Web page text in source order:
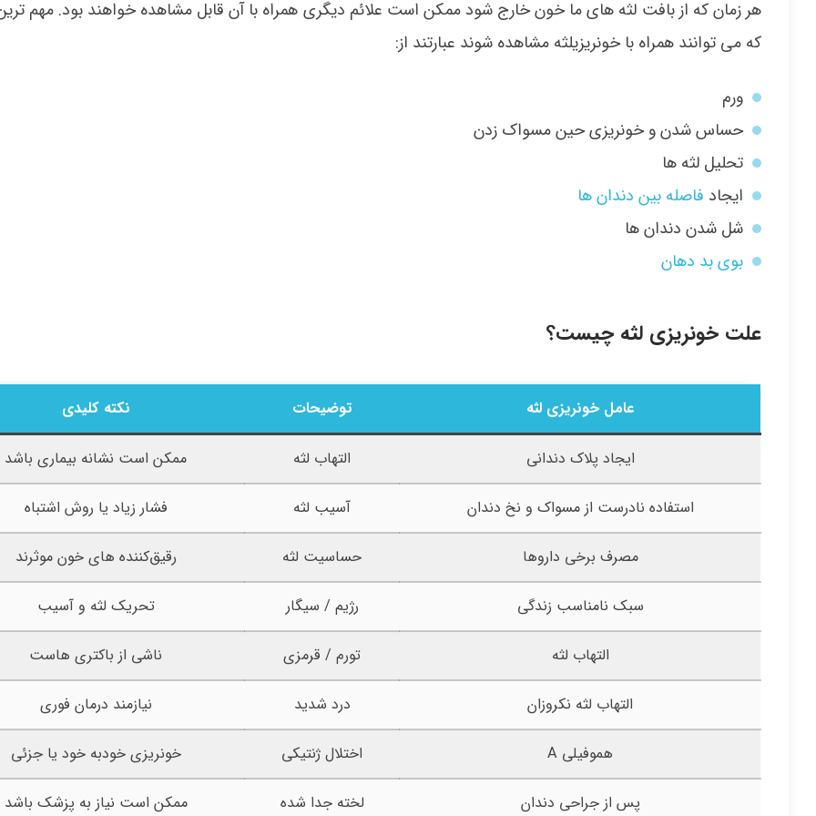
هر زمان که از بافت لثه های ما خون خارج شود ممکن است علائم دیگری همراه با آن قابل مشاهده خواهند بود. مهم
که می توانند همراه با خونریزیلثه مشاهده شوند عبارتند از:
ورم
حساس شدن و خونریزی حین مسواک زدن
تحلیل لثه ها
ایجاد فاصله بین دندان ها
شل شدن دندان ها
بوی بد دهان
علت خونریزی لثه چیست؟
عامل خونریزی لثه توضیحات نکته کلیدی
ایجاد پلاک دندانی التهاب لثه ممکن است نشانه بیماری باشد
استفاده نادرست از مسواک و نخ دندان آسیب لثه فشار زیاد یا روش اشتباه
مصرف برخی داروها حساسیت لثه رقیق‌کننده های خون موثرند
سبک نامناسب زندگی رژیم / سیگار تحریک لثه و آسیب
التهاب لثه تورم / قرمزی ناشی از باکتری هاست
التهاب لثه نکروزان درد شدید نیازمند درمان فوری
هموفیلی A اختلال ژنتیکی خونریزی خودبه خود یا جزئی
پس از جراحی دندان لخته جدا شده ممکن است نیاز به پزشک باشد